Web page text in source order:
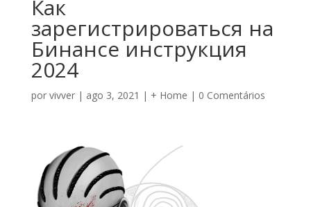
Как
зарегистрироваться на
Бинансе инструкция
2024
por vivver| ago 3, 2021 | + Home | 0 Comentários